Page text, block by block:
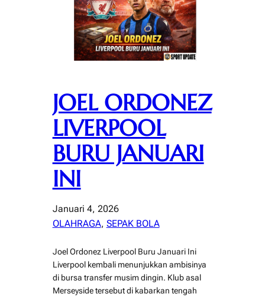
JOEL ORDONEZ
LIVERPOOL
BURU JANUARI
INI
Januari 4, 2026
OLAHRAGA, SEPAK BOLA
Joel Ordonez Liverpool Buru Januari Ini
Liverpool kembali menunjukkan ambisinya
di bursa transfer musim dingin. Klub asal
Merseyside tersebut di kabarkan tengah